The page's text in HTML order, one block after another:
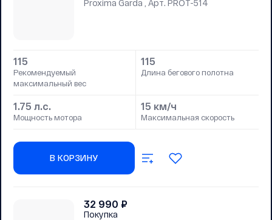
Proxima Garda , Арт. PROT-514
115
Рекомендуемый
максимальный вес
115
Длина бегового полотна
1.75 л.с.
Мощность мотора
15 км/ч
Максимальная скорость
В КОРЗИНУ
32 990 ₽
Покупка